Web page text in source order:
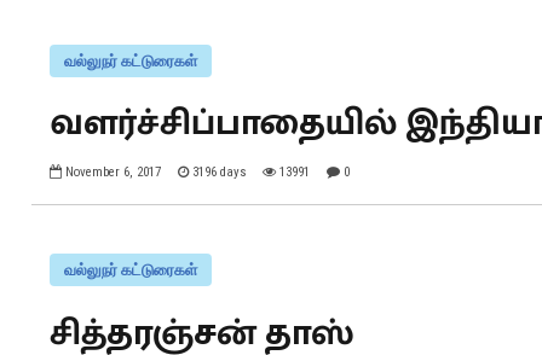
வல்லுநர் கட்டுரைகள்
வளர்ச்சிப்பாதையில்
November 6, 2017 3196 days 13991 0
வல்லுநர் கட்டுரைகள்
சித்தரஞ்சன் தாஸ்